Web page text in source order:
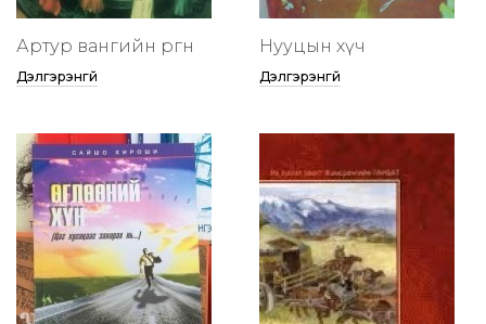
Артур вангийн өргөөнөө
Дэлгэрэнгүй
Нууцын хүч
Дэлгэрэнгүй